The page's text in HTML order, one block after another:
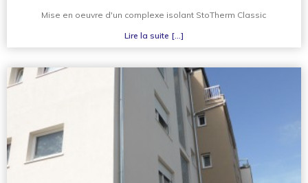
Mise en oeuvre d'un complexe isolant StoTherm Classic
Lire la suite [...]